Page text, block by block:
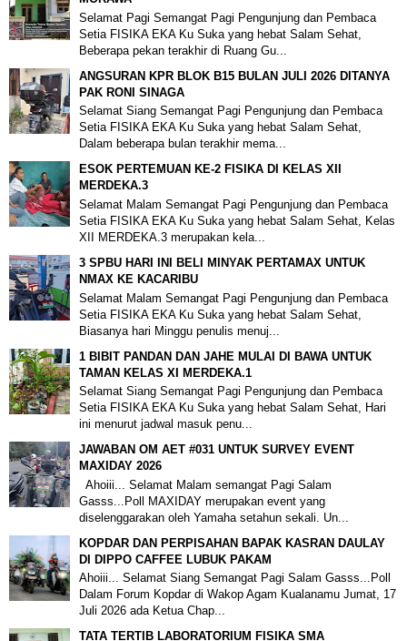
Selamat Pagi Semangat Pagi Pengunjung dan Pembaca
Setia FISIKA EKA Ku Suka yang hebat Salam Sehat,
Beberapa pekan terakhir di Ruang Gu...
ANGSURAN KPR BLOK B15 BULAN JULI 2026 DITANYA
PAK RONI SINAGA
Selamat Siang Semangat Pagi Pengunjung dan Pembaca
Setia FISIKA EKA Ku Suka yang hebat Salam Sehat,
Dalam beberapa bulan terakhir mema...
ESOK PERTEMUAN KE-2 FISIKA DI KELAS XII
MERDEKA.3
Selamat Malam Semangat Pagi Pengunjung dan Pembaca
Setia FISIKA EKA Ku Suka yang hebat Salam Sehat, Kelas
XII MERDEKA.3 merupakan kela...
3 SPBU HARI INI BELI MINYAK PERTAMAX UNTUK
NMAX KE KACARIBU
Selamat Malam Semangat Pagi Pengunjung dan Pembaca
Setia FISIKA EKA Ku Suka yang hebat Salam Sehat,
Biasanya hari Minggu penulis menuj...
1 BIBIT PANDAN DAN JAHE MULAI DI BAWA UNTUK
TAMAN KELAS XI MERDEKA.1
Selamat Siang Semangat Pagi Pengunjung dan Pembaca
Setia FISIKA EKA Ku Suka yang hebat Salam Sehat, Hari
ini menurut jadwal masuk penu...
JAWABAN OM AET #031 UNTUK SURVEY EVENT
MAXIDAY 2026
Ahoiii... Selamat Malam semangat Pagi Salam
Gasss...Poll MAXIDAY merupakan event yang
diselenggarakan oleh Yamaha setahun sekali. Un...
KOPDAR DAN PERPISAHAN BAPAK KASRAN DAULAY
DI DIPPO CAFFEE LUBUK PAKAM
Ahoiii... Selamat Siang Semangat Pagi Salam Gasss...Poll
Dalam Forum Kopdar di Wakop Agam Kualanamu Jumat, 17
Juli 2026 ada Ketua Chap...
TATA TERTIB LABORATORIUM FISIKA SMA